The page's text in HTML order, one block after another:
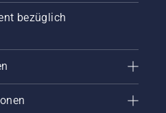
bezüglich